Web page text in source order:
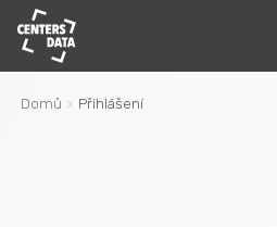
Domů Přihlášení